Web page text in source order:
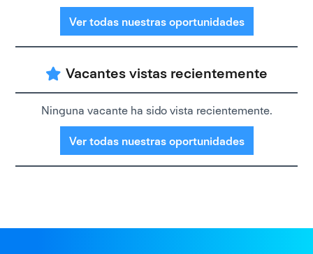
Ver todas nuestras oportunidades
Vacantes vistas recientemente
Ninguna vacante ha sido vista recientemente.
Ver todas nuestras oportunidades